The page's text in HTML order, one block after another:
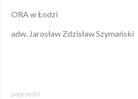
ORA w Łodzi
adw. Jarosław Zdzisław Szymański
poprzedni